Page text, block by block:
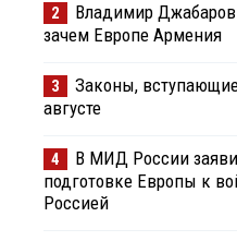
2
Владимир
зачем Европе Армения
3
Законы,
августе
4
В МИД России
подготовке Европы к
Россией